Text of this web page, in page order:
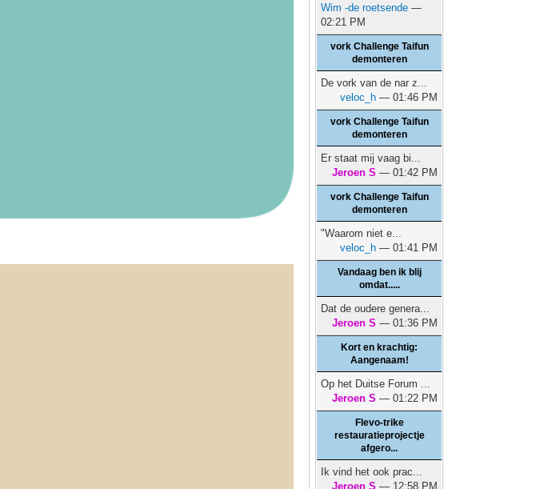
Wim -de roetsende —
02:21 PM
vork Challenge Taifun
demonteren
De vork van de nar z...
veloc_h — 01:46 PM
vork Challenge Taifun
demonteren
Er staat mij vaag bi...
Jeroen S — 01:42 PM
vork Challenge Taifun
demonteren
"Waarom niet e...
veloc_h — 01:41 PM
Vandaag ben ik blij
omdat.....
Dat de oudere genera...
Jeroen S — 01:36 PM
Kort en krachtig:
Aangenaam!
Op het Duitse Forum ...
Jeroen S — 01:22 PM
Flevo-trike
restauratieprojectje
afgero...
Ik vind het ook prac...
Jeroen S — 12:58 PM